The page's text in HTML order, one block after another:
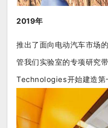
2019年
推出了面向电动汽车市场
管我们实验室的专项研究
Technologies开始建造第